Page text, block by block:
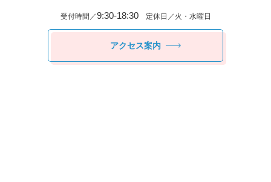
受付時間／9:30-18:30定休日／火・水曜日
アクセス案内